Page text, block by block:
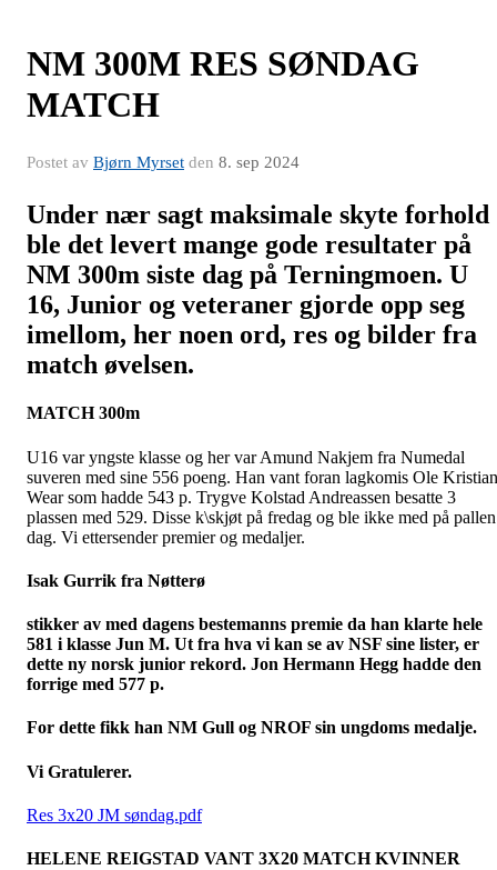
NM 300M RES SØNDAG
MATCH
Postet av Bjørn Myrset den 8. sep 2024
Under nær sagt maksimale skyte forhold
ble det levert mange gode resultater på
NM 300m siste dag på Terningmoen. U
16, Junior og veteraner gjorde opp seg
imellom, her noen ord, res og bilder fra
match øvelsen.
MATCH 300m
U16 var yngste klasse og her var Amund Nakjem fra Numedal
suveren med sine 556 poeng. Han vant foran lagkomis Ole Kristian
Wear som hadde 543 p. Trygve Kolstad Andreassen besatte 3
plassen med 529. Disse k\skjøt på fredag og ble ikke med på
dag. Vi ettersender premier og medaljer.
Isak Gurrik fra Nøtterø
stikker av med dagens bestemanns premie da han klarte hele
581 i klasse Jun M. Ut fra hva vi kan se av NSF sine lister, er
dette ny norsk junior rekord. Jon Hermann Hegg hadde den
forrige med 577 p.
For dette fikk han NM Gull og NROF sin ungdoms medalje.
Vi Gratulerer.
Res 3x20 JM søndag.pdf
HELENE REIGSTAD VANT 3X20 MATCH KVINNER